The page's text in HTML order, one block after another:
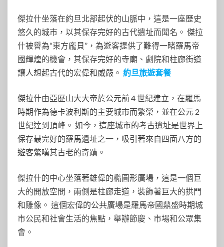
什
的
古
代
奇
蹟
傑拉什坐落在約旦北部起伏的山脈中，這是一座歷史
悠久的城市，以其保存完好的古代遺址而聞名。 傑拉
什被譽為“東方龐貝”，為遊客提供了難得一睹羅馬帝
國輝煌的機會，其保存完好的寺廟、劇院和柱廊街道
讓人想起古代的宏偉和威嚴。 約旦旅遊套餐
傑拉什由亞歷山大大帝於公元前 4 世紀建立，在羅馬
時期作為德卡波利斯的主要城市而繁榮，並在公元 2
世紀達到頂峰。 如今，這座城市的考古遺址是世界上
保存最完好的羅馬遺址之一，吸引著來自四面八方的
遊客驚嘆其古老的奇蹟。
傑拉什的中心坐落著雄偉的橢圓形廣場，這是一個巨
大的開放空間，兩側是柱廊走道，裝飾著巨大的拱門
和雕像。 這個宏偉的公共廣場是羅馬帝國鼎盛時期城
市公民和社會生活的焦點，舉辦節慶、市場和公眾集
會。